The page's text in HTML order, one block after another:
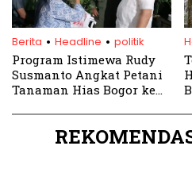
Berita . Headline . politik
Program Istimewa Rudy
Susmanto Angkat Petani
Tanaman Hias Bogor ke